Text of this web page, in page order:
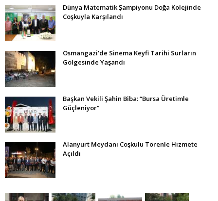
Dünya Matematik Şampiyonu Doğa Kolejinde
Coşkuyla Karşılandı
Osmangazi’de Sinema Keyfi Tarihi Surların
Gölgesinde Yaşandı
Başkan Vekili Şahin Biba: “Bursa Üretimle
Güçleniyor”
Alanyurt Meydanı Coşkulu Törenle Hizmete
Açıldı